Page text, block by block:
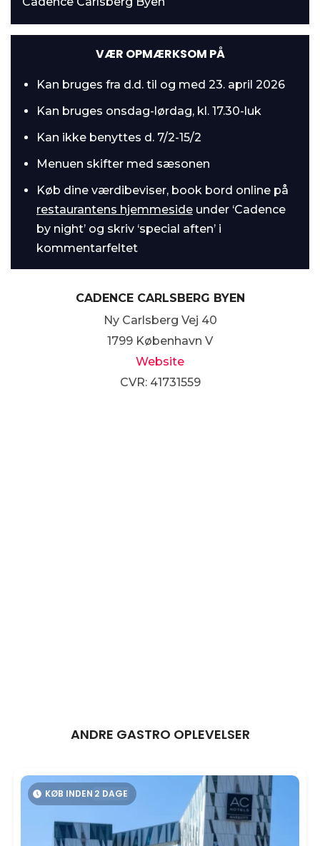
markedsføringscookies. Vi beder om din tilladelse til at
bruge følgende teknologier, fordi vi værner om dit
samtykke senere på siden 'Privatlivs- og cookiepolitik'
a Nødvendig
Statistik
Marketing
Tillad alle cookies
Tillad udvalgte
Kun nødvendige cookies
VÆR OPMÆRKSOM PÅ
Kan bruges fra d.d. til og med 23. april 2026
Kan bruges onsdag-lørdag, kl. 17.30-luk
Kan ikke benyttes d. 7/2-15/2
Menuen skifter med sæsonen
Køb dine værdibeviser, book bord online på
restaurantens hjemmeside under ‘Cadence
by night’ og skriv ‘special aften’ i
kommentarfeltet
CADENCE CARLSBERG BYEN
Ny Carlsberg Vej 40
1799 København V
Website
CVR: 41731559
ANDRE GASTRO OPLEVELSER
KØB INDEN 2 DAGE